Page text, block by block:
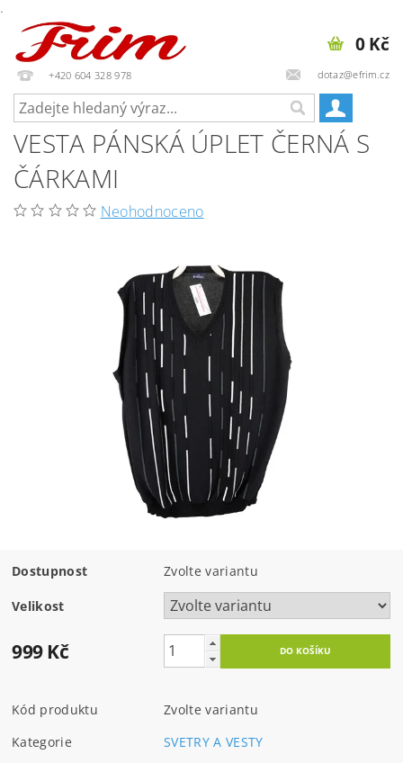
.
+420 604 328 978 dotaz@efrim.cz
0 Kč
VESTA PÁNSKÁ ÚPLET ČERNÁ S
ČÁRKAMI
Neohodnoceno
Dostupnost Zvolte variantu
Velikost
999 Kč
Kód produktu
Zvolte variantu
Kategorie
SVETRY A VESTY